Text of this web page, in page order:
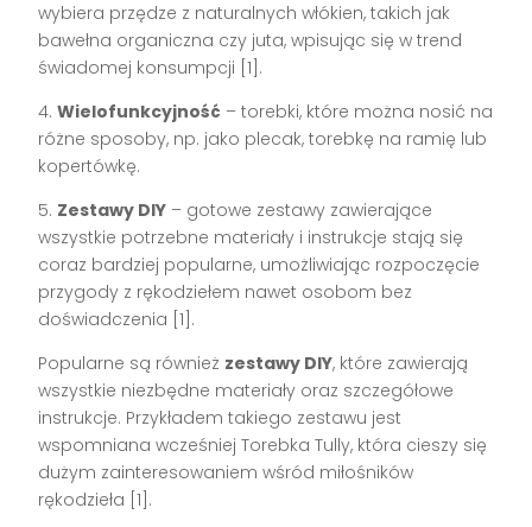
wybiera przędze z naturalnych włókien, takich jak
bawełna organiczna czy juta, wpisując się w trend
świadomej konsumpcji [1].
4.Wielofunkcyjność – torebki, które można nosić na
różne sposoby, np. jako plecak, torebkę na ramię lub
kopertówkę.
5. Zestawy DIY – gotowe zestawy zawierające
wszystkie potrzebne materiały i instrukcje stają się
coraz bardziej popularne, umożliwiając rozpoczęcie
przygody z rękodziełem nawet osobom bez
doświadczenia [1].
Popularne są również zestawy DIY, które zawierają
wszystkie niezbędne materiały oraz szczegółowe
instrukcje. Przykładem takiego zestawu jest
wspomniana wcześniej Torebka Tully, która cieszy się
dużym zainteresowaniem wśród miłośników
rękodzieła [1].